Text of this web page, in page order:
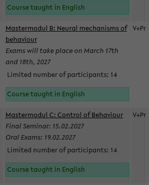
Course taught in English
Mastermodul B: Neural mechanisms of
behaviour
Exams will take place on March 17th
and 18th, 2027
Limited number of participants: 14
Course taught in English
V+Pr
Mastermodul C: Control of Behaviour
Final Seminar: 15.02.2027
Oral Exams: 19.02.2027
Limited number of participants: 14
Course taught in English
V+Pr